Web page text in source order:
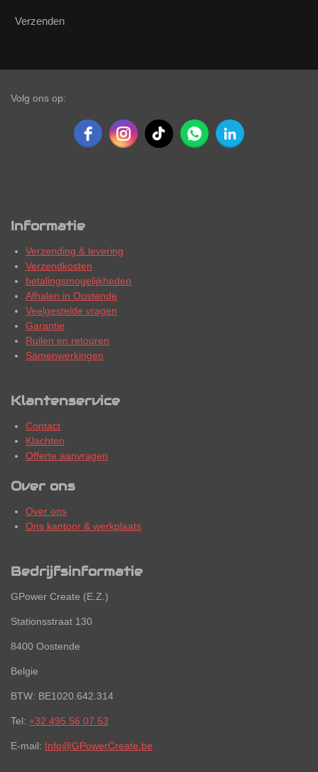
Verzenden
Volg ons op:
Informatie
Verzending & levering
Verzendkosten
betalingsmogelijkheden
Afhalen in Oostende
Veelgestelde vragen
Garantie
Ruilen en retouren
Samenwerkingen
Klantenservice
Contact
Klachten
Offerte aanvragen
Over ons
Over ons
Ons kantoor & werkplaats
Bedrijfsinformatie
GPower Create (E.Z.)
Stationsstraat 130
8400 Oostende
Belgie
BTW: BE1020.642.314
Tel: +32 495 56 07 53
E-mail: Info@GPowerCreate.be